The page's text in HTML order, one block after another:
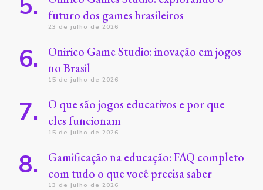
futuro dos games brasileiros
23 de julho de 2026
Onirico Game Studio: inovação em jogos
no Brasil
15 de julho de 2026
O que são jogos educativos e por que
eles funcionam
15 de julho de 2026
Gamificação na educação: FAQ completo
com tudo o que você precisa saber
13 de julho de 2026